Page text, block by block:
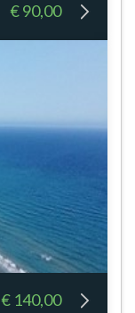
€ 90,00
€ 140,00